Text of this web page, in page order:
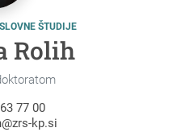
ŠTUDIJE
Rolih
77 00
kp.si